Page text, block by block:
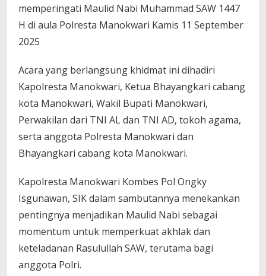
memperingati Maulid Nabi Muhammad SAW 1447
H di aula Polresta Manokwari Kamis 11 September
2025
Acara yang berlangsung khidmat ini dihadiri
Kapolresta Manokwari, Ketua Bhayangkari cabang
kota Manokwari, Wakil Bupati Manokwari,
Perwakilan dari TNI AL dan TNI AD, tokoh agama,
serta anggota Polresta Manokwari dan
Bhayangkari cabang kota Manokwari.
Kapolresta Manokwari Kombes Pol Ongky
Isgunawan, SIK dalam sambutannya menekankan
pentingnya menjadikan Maulid Nabi sebagai
momentum untuk memperkuat akhlak dan
keteladanan Rasulullah SAW, terutama bagi
anggota Polri.